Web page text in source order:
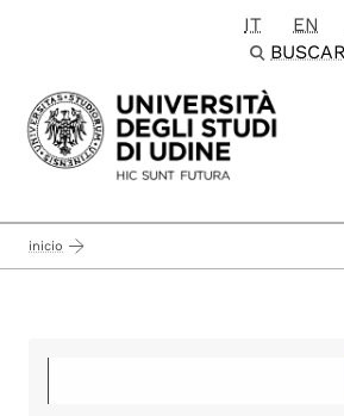
Passa al contenuto
IT EN
BUSCAR
inicio